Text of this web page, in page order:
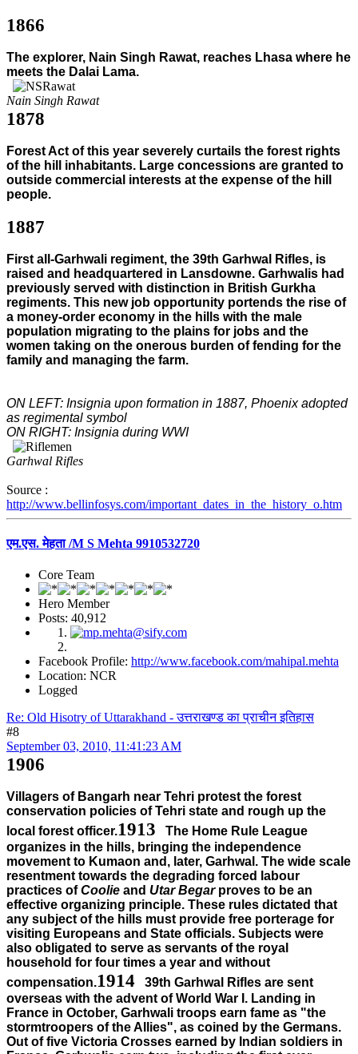
1866
The explorer, Nain Singh Rawat, reaches Lhasa where he
meets the Dalai Lama.
Nain Singh Rawat
1878
Forest Act of this year severely curtails the forest rights
of the hill inhabitants. Large concessions are granted to
outside commercial interests at the expense of the hill
people.
1887
First all-Garhwali regiment, the 39th Garhwal Rifles, is
raised and headquartered in Lansdowne. Garhwalis had
previously served with distinction in British Gurkha
regiments. This new job opportunity portends the rise of
a money-order economy in the hills with the male
population migrating to the plains for jobs and the
women taking on the onerous burden of fending for the
family and managing the farm.
ON LEFT: Insignia upon formation in 1887, Phoenix adopted
as regimental symbol
ON RIGHT: Insignia during WWI
Garhwal Rifles
Source :
http://www.bellinfosys.com/important_dates_in_the_history_o.htm
एम.एस. मेहता /M S Mehta 9910532720
Core Team
Hero Member
Posts: 40,912
Facebook Profile: http://www.facebook.com/mahipal.mehta
Location: NCR
Logged
Re: Old Hisotry of Uttarakhand - उत्तराखण्ड का प्राचीन इतिहास
#8
September 03, 2010, 11:41:23 AM
1906
Villagers of Bangarh near Tehri protest the forest
conservation policies of Tehri state and rough up the
local forest officer.1913
The Home Rule League
organizes in the hills, bringing the independence
movement to Kumaon and, later, Garhwal. The wide scale
resentment towards the degrading forced labour
practices ofCoolie and Utar Begarproves to be an
effective organizing principle. These rules dictated that
any subject of the hills must provide free porterage for
visiting Europeans and State officials. Subjects were
also obligated to serve as servants of the royal
household for four times a year and without
compensation.1914
39th Garhwal Rifles are sent
overseas with the advent of World War I. Landing in
France in October, Garhwali troops earn fame as "the
stormtroopers of the Allies", as coined by the Germans.
Out of five Victoria Crosses earned by Indian soldiers in